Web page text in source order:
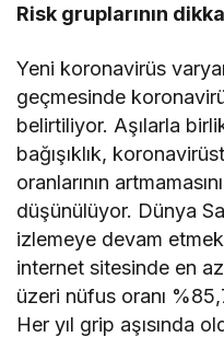
Risk gruplarının
Yeni koronavirüs
geçmesinde
belirtiliyor. Aşılarla
bağışıklık,
oranlarının
düşünülüyor. Dünya
izlemeye devam
internet sitesinde en
üzeri nüfus oranı
Her yıl grip aşısında